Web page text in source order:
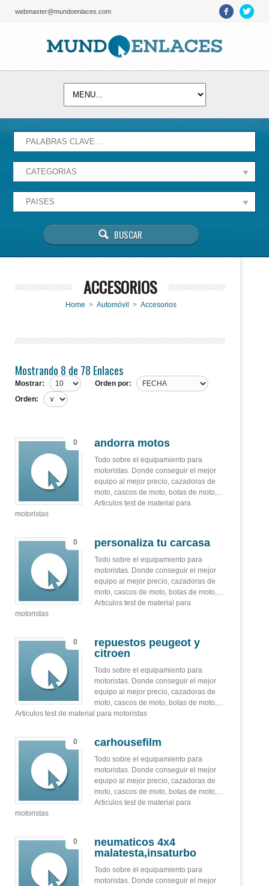
webmaster@mundoenlaces.com
correctamente.
ACCESORIOS
Home > Automóvil > Accesorios
Mostrando 8 de 78 Enlaces
Mostrar:
Orden por:
Orden:
0 andorra motos
Todo sobre el equipamiento para
motoristas. Donde conseguir el mejor
equipo al mejor precio, cazadoras de
moto, cascos de moto, botas de moto,…
Articulos test de material para
motoristas
0 personaliza tu carcasa
Todo sobre el equipamiento para
motoristas. Donde conseguir el mejor
equipo al mejor precio, cazadoras de
moto, cascos de moto, botas de moto,…
Articulos test de material para
motoristas
0
repuestos peugeot y
citroen
Todo sobre el equipamiento para
motoristas. Donde conseguir el mejor
equipo al mejor precio, cazadoras de
moto, cascos de moto, botas de moto,…
Articulos test de material para motoristas
0 carhousefilm
Todo sobre el equipamiento para
motoristas. Donde conseguir el mejor
equipo al mejor precio, cazadoras de
moto, cascos de moto, botas de moto,…
Articulos test de material para
motoristas
0
neumaticos 4x4
malatesta,insaturbo
Todo sobre el equipamiento para
motoristas. Donde conseguir el mejor